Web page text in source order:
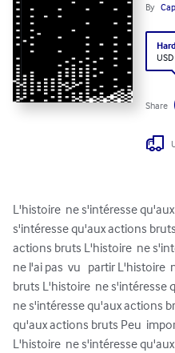
By
Share
L'histoire  ne s'intéresse
s'intéresse qu'aux actions
actions bruts L'histoire  ne
ne l'ai pas  vu   partir L'histoire
bruts L'histoire  ne s'intéresse
ne s'intéresse qu'aux actions
qu'aux actions bruts Peu
L'histoire  ne s'intéresse